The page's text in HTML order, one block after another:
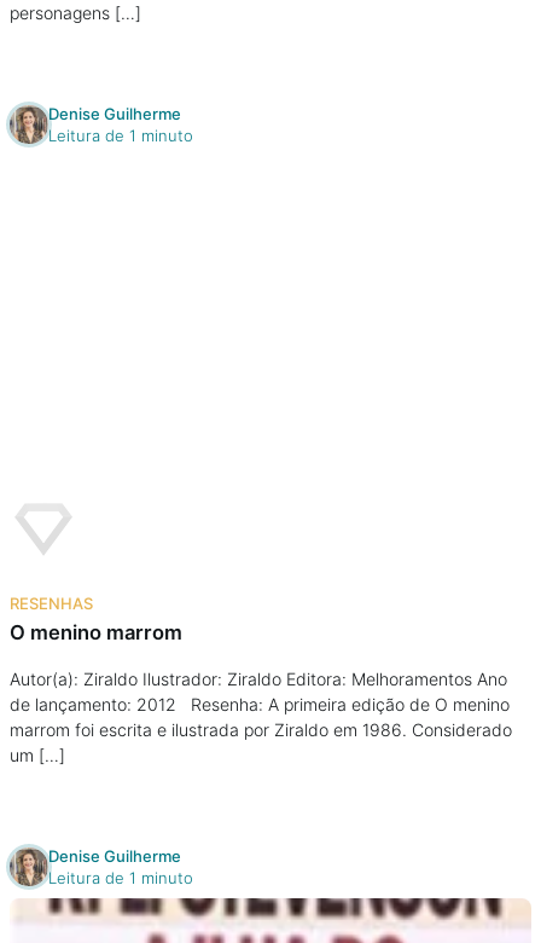
personagens […]
Denise Guilherme
Leitura de 1 minuto
RESENHAS
O menino marrom
Autor(a): Ziraldo Ilustrador: Ziraldo Editora: Melhoramentos Ano
de lançamento: 2012 Resenha: A primeira edição de O menino
marrom foi escrita e ilustrada por Ziraldo em 1986. Considerado
um […]
Denise Guilherme
Leitura de 1 minuto